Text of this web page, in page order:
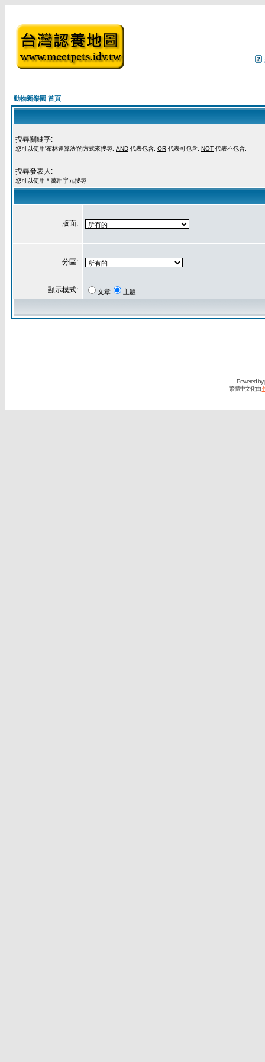
動物新樂園 首頁
搜尋關鍵字:
您可以使用'布林運算法'的方式來搜尋. AND 代表包含. OR 代表可包含. NOT 代表不包含.
搜尋發表人:
您可以使用 * 萬用字元搜尋
版面:
分區:
顯示模式: 文章 主題
Powered by
繁體中文化由